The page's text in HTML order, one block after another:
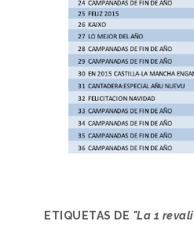
ETIQUETAS DE "La 1